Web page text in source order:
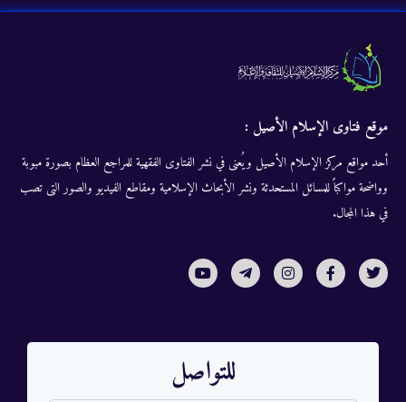
موقع فتاوى الإسلام الأصيل :
أحد مواقع مركز الإسلام الأصيل ويُعنى في نشر الفتاوى الفقهية للمراجع العظام بصورة مبوبة
وواضحة مواكباً للمسائل المستحدثة ونشر الأبحاث الإسلامية ومقاطع الفيديو والصور التى تصب
في هذا المجال.
للتواصل